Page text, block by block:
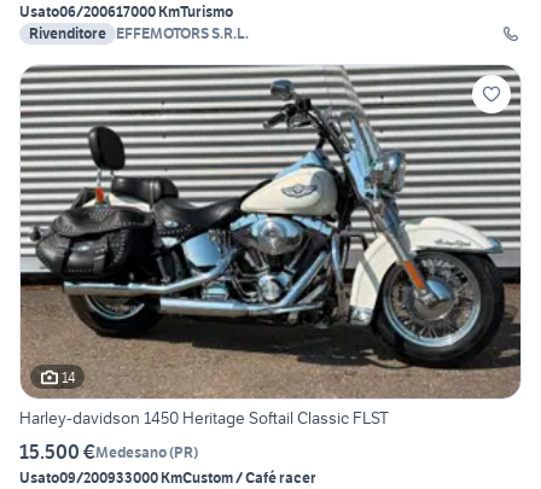
Usato06/200617000 KmTurismo
Rivenditore EFFEMOTORS S.R.L.
14
Harley-davidson 1450 Heritage Softail Classic FLST
15.500 €Medesano(PR)
Usato09/200933000 KmCustom / Café racer